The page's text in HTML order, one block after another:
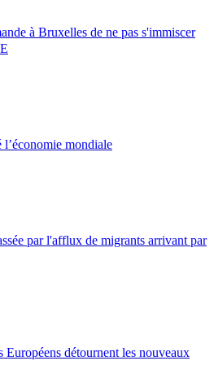
à Bruxelles de ne pas s'immiscer
mondiale
par l'afflux de migrants arrivant par
Européens détournent les nouveaux